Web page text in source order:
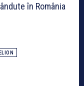
în România